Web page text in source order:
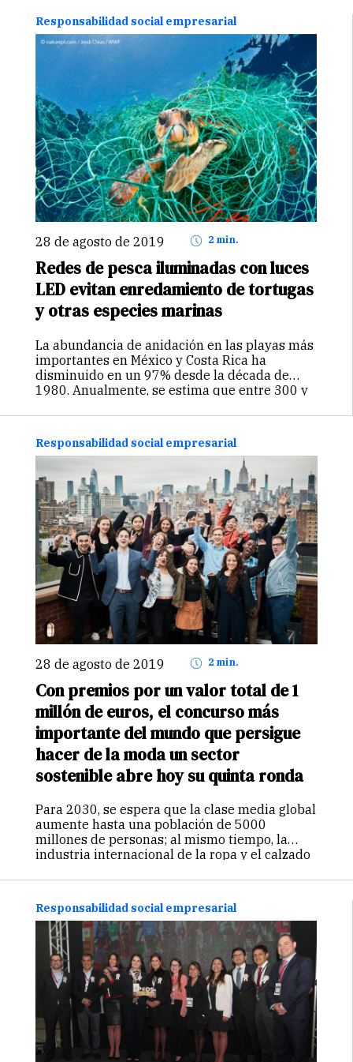
ello. Según The Financial Times, la
responsabilidad…Continuar
Responsabilidad social empresarial
28 de agosto de 2019 2 min.
Redes de pesca iluminadas con luces
LED evitan enredamiento de tortugas
y otras especies marinas
La abundancia de anidación en las playas más
importantes en México y Costa Rica ha
disminuido en un 97% desde la década de
1980. Anualmente, se estima que entre 300 y
son…Continuar
Responsabilidad social empresarial
28 de agosto de 2019 2 min.
Con premios por un valor total de 1
millón de euros, el concurso más
importante del mundo que persigue
hacer de la moda un sector
sostenible abre hoy su quinta ronda
Para 2030, se espera que la clase media global
aumente hasta una población de 5000
millones de personas; al mismo tiempo, la
industria internacional de la ropa y el calzado
utilizando…Continuar
Responsabilidad social empresarial